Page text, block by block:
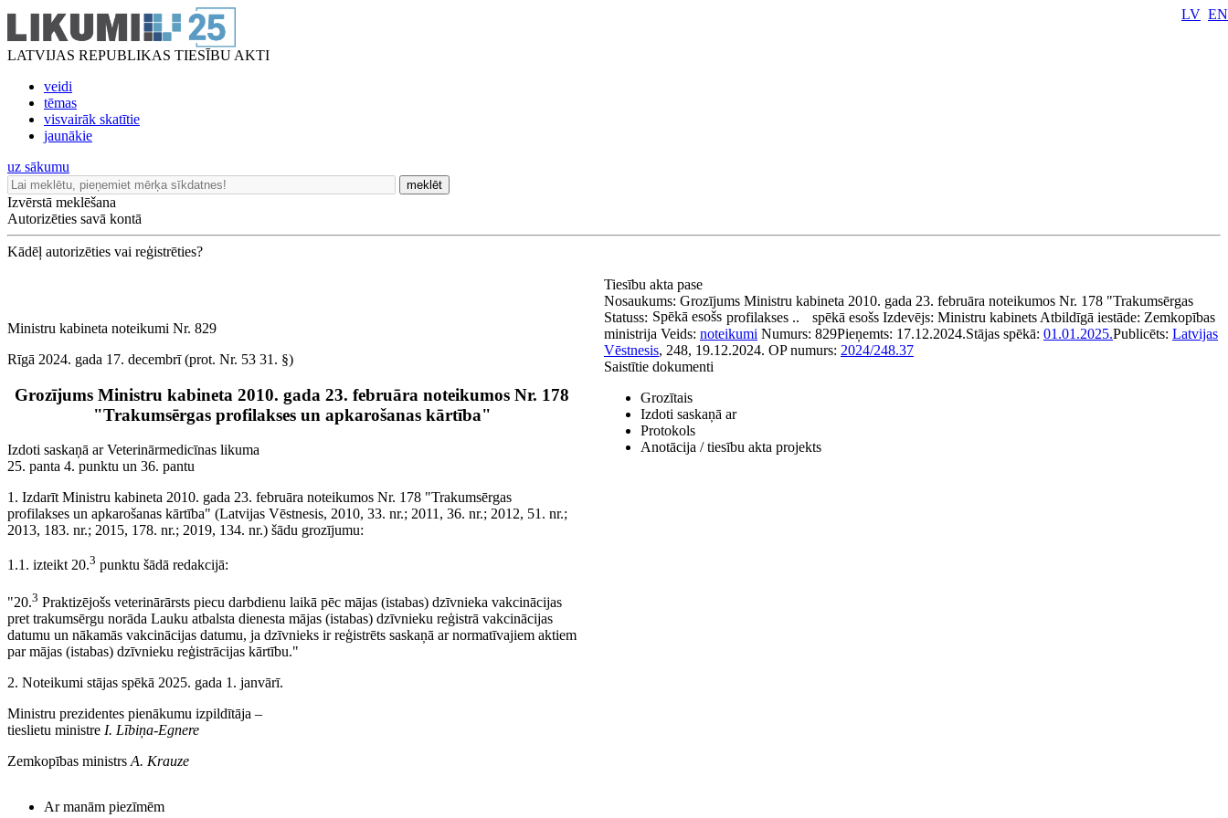
LATVIJAS REPUBLIKAS TIESĪBU AKTI
veidi
tēmas
visvairāk skatītie
jaunākie
LV EN
uz sākumu
meklēt
Izvērstā meklēšana
Autorizēties savā kontā
Kādēļ autorizēties vai reģistrēties?
Ministru kabineta noteikumi Nr. 829
Rīgā 2024. gada 17. decembrī (prot. Nr. 53 31. §)
Grozījums Ministru kabineta 2010. gada 23. februāra noteikumos Nr. 178
"Trakumsērgas profilakses un apkarošanas kārtība"
Izdoti saskaņā ar Veterinārmedicīnas likuma
25. panta 4. punktu un 36. pantu
1. Izdarīt Ministru kabineta 2010. gada 23. februāra noteikumos Nr. 178 "Trakumsērgas
profilakses un apkarošanas kārtība" (Latvijas Vēstnesis, 2010, 33. nr.; 2011, 36. nr.; 2012, 51. nr.;
2013, 183. nr.; 2015, 178. nr.; 2019, 134. nr.) šādu grozījumu:
1.1. izteikt 20.3 punktu šādā redakcijā:
"20.3 Praktizējošs veterinārārsts piecu darbdienu laikā pēc mājas (istabas) dzīvnieka vakcinācijas
pret trakumsērgu norāda Lauku atbalsta dienesta mājas (istabas) dzīvnieku reģistrā vakcinācijas
datumu un nākamās vakcinācijas datumu, ja dzīvnieks ir reģistrēts saskaņā ar normatīvajiem aktiem
par mājas (istabas) dzīvnieku reģistrācijas kārtību."
2. Noteikumi stājas spēkā 2025. gada 1. janvārī.
Ministru prezidentes pienākumu izpildītāja ‒
tieslietu ministre I. Lībiņa-Egnere
Zemkopības ministrs A. Krauze
Tiesību akta pase
Nosaukums: Grozījums Ministru kabineta 2010. gada 23. februāra noteikumos Nr. 178 "Trakumsērgas
profilakses ..
Statuss: Spēkā esošs spēkā esošs Izdevējs: Ministru kabinets Atbildīgā iestāde: Zemkopības
ministrija Veids: noteikumi Numurs: 829Pieņemts: 17.12.2024.Stājas spēkā: 01.01.2025.Publicēts: Latvijas
Vēstnesis, 248, 19.12.2024. OP numurs: 2024/248.37
Saistītie dokumenti
Grozītais
Izdoti saskaņā ar
Protokols
Anotācija / tiesību akta projekts
Ar manām piezīmēm